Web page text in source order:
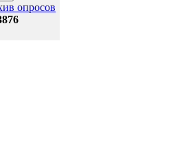
опросов